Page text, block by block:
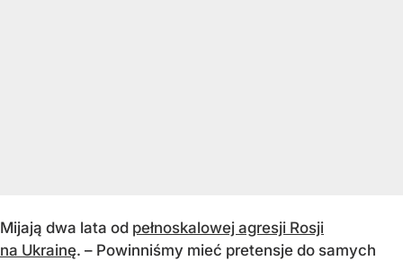
Mijają dwa lata od pełnoskalowej agresji Rosji
na Ukrainę. – Powinniśmy mieć pretensje do samych